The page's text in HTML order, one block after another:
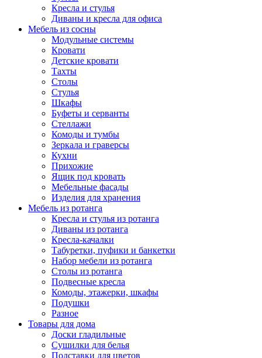
Кресла и стулья
Диваны и кресла для офиса
Мебель из сосны
Модульные системы
Кровати
Детские кровати
Тахты
Столы
Стулья
Шкафы
Буфеты и серванты
Стеллажи
Комоды и тумбы
Зеркала и граверсы
Кухни
Прихожие
Ящик под кровать
Мебельные фасады
Изделия для хранения
Мебель из ротанга
Кресла и стулья из ротанга
Диваны из ротанга
Кресла-качалки
Табуретки, пуфики и банкетки
Набор мебели из ротанга
Столы из ротанга
Подвесные кресла
Комоды, этажерки, шкафы
Подушки
Разное
Товары для дома
Доски гладильные
Сушилки для белья
Подставки для цветов